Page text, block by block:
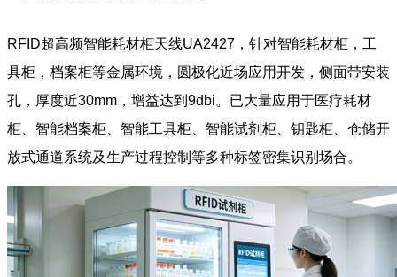
RFID超高频智能耗材柜天线UA2427，针对智能耗材柜，工
具柜，档案柜等金属环境，圆极化近场应用开发，侧面带安装
孔，厚度近30mm，增益达到9dbi。已大量应用于医疗耗材
柜、智能档案柜、智能工具柜、智能试剂柜、钥匙柜、仓储开
放式通道系统及生产过程控制等多种标签密集识别场合。